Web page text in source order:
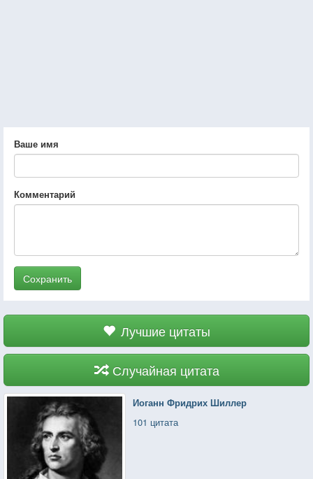
Ваше имя
Комментарий
Сохранить
Лучшие цитаты
Случайная цитата
Иоганн Фридрих Шиллер
101 цитата